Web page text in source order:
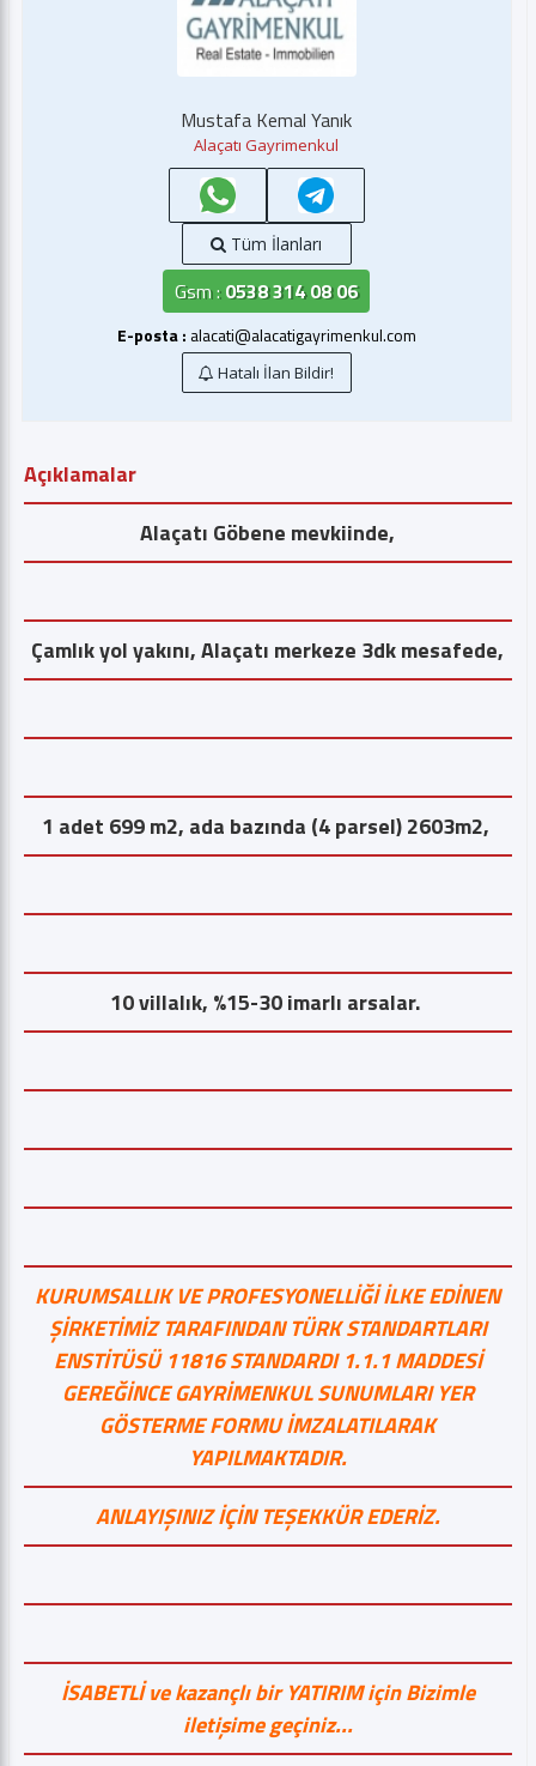
Mustafa Kemal Yanık
Alaçatı Gayrimenkul
Tüm İlanları
Gsm :0538 314 08 06
E-posta : alacati@alacatigayrimenkul.com
Hatalı İlan Bildir!
Açıklamalar
Alaçatı Göbene mevkiinde,
Çamlık yol yakını, Alaçatı merkeze 3dk mesafede,
1 adet 699 m2, ada bazında (4 parsel) 2603m2,
10 villalık, %15-30 imarlı arsalar.
KURUMSALLIK VE PROFESYONELLİĞİ İLKE EDİNEN
ŞİRKETİMİZ TARAFINDAN TÜRK STANDARTLARI
ENSTİTÜSÜ 11816 STANDARDI 1.1.1 MADDESİ
GEREĞİNCE GAYRİMENKUL SUNUMLARI YER
GÖSTERME FORMU İMZALATILARAK
YAPILMAKTADIR.
ANLAYIŞINIZ İÇİN TEŞEKKÜR EDERİZ.
İSABETLİ ve kazançlı bir YATIRIM için Bizimle
iletişime geçiniz...